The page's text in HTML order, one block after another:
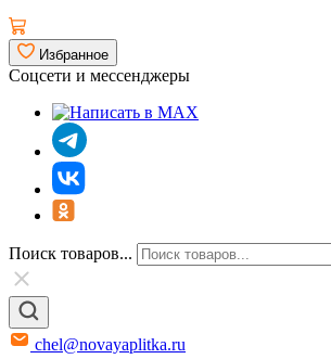
Избранное
Соцсети и мессенджеры
Поиск товаров...
chel@novayaplitka.ru